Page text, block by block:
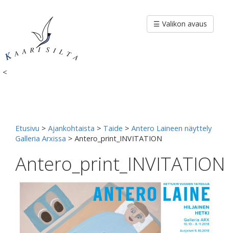
<
☰ Valikon avaus
Etusivu > Ajankohtaista > Taide > Antero Laineen näyttely
Galleria Arxissa > Antero_print_INVITATION
Antero_print_INVITATION